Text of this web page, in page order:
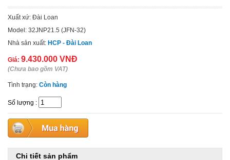
Xuất xứ: Đài Loan
Model: 32JNP21.5 (JFN-32)
Nhà sản xuất: HCP - Đài Loan
Giá: 9.430.000 VNĐ
(Chưa bao gồm VAT)
Tình trạng: Còn hàng
Số lượng :
Chi tiết sản phẩm